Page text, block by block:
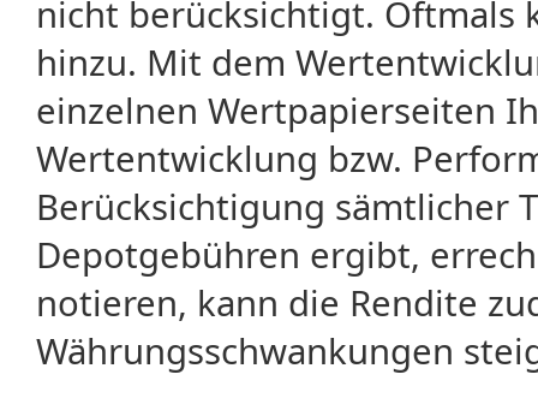
nicht berücksichtigt. Oftmals
hinzu. Mit dem
einzelnen Wertpapierseiten
Wertentwicklung bzw.
Berücksichtigung sämtlicher
Depotgebühren ergibt,
notieren, kann die Rendite
Währungsschwankungen